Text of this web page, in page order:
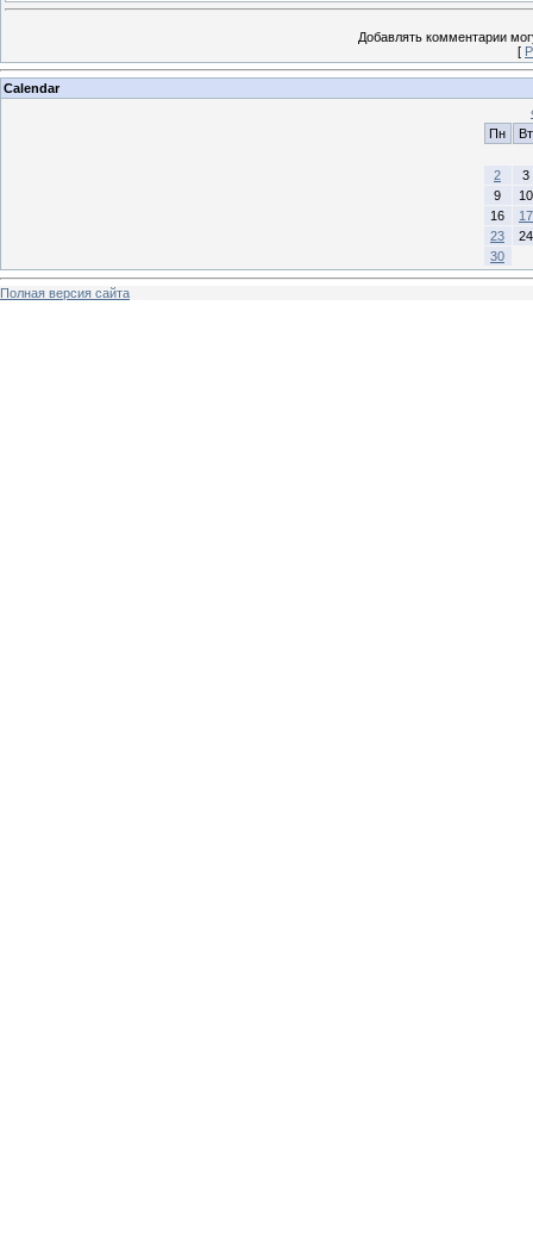
Добавлять комментарии
[
Calendar
Пн
Вт
2
3
9
10
16
17
23
24
30
Полная версия сайта